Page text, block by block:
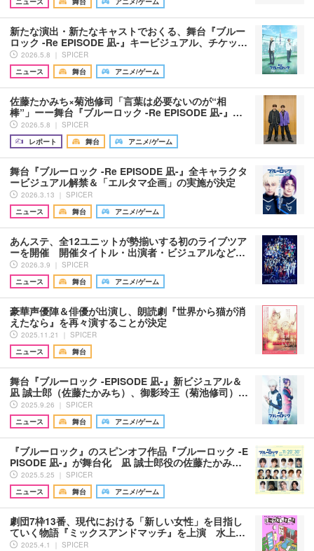
新たな演出・新たなキャストでおくる、舞台『ブルー
ロック -Re EPISODE 凪-』キービジュアル、チケッ…
2026.5.8 ｜ SPICER
ニュース
舞台 アニメ/ゲーム
佐藤たかみち×菊池修司「言葉は必要ないのが“相
棒”」ーー舞台『ブルーロック -Re EPISODE 凪-』…
2026.5.8 ｜ SPICER
レポート
舞台 アニメ/ゲーム
舞台『ブルーロック -Re EPISODE 凪-』全キャラクタ
ービジュアル解禁＆「エルタマ企画」の実施が決定
2026.3.13 ｜ SPICER
ニュース
舞台 アニメ/ゲーム
あんステ、全12ユニットが勢揃いする初のライブツア
ーを開催 開催タイトル・出演者・ビジュアルなど…
2026.3.9 ｜ SPICER
ニュース
舞台 アニメ/ゲーム
豪華声優陣＆俳優が出演し、朗読劇『世界から猫が消
えたなら』を再々演することが決定
2025.11.21 ｜ SPICER
ニュース
舞台
舞台『ブルーロック -EPISODE 凪-』新ビジュアル＆
凪 誠士郎（佐藤たかみち）、御影玲王（菊池修司）…
2025.9.26 ｜ SPICER
ニュース
舞台 アニメ/ゲーム
『ブルーロック』のスピンオフ作品『ブルーロック -E
PISODE 凪-』が舞台化 凪 誠士郎役の佐藤たかみ…
2025.5.25 ｜ SPICER
ニュース
舞台 アニメ/ゲーム
劇団7枠13番、現代における「新しい女性」を目指し
ていく物語『ミックスアンドマッチ』を上演 水上…
2025.4.1 ｜ SPICER